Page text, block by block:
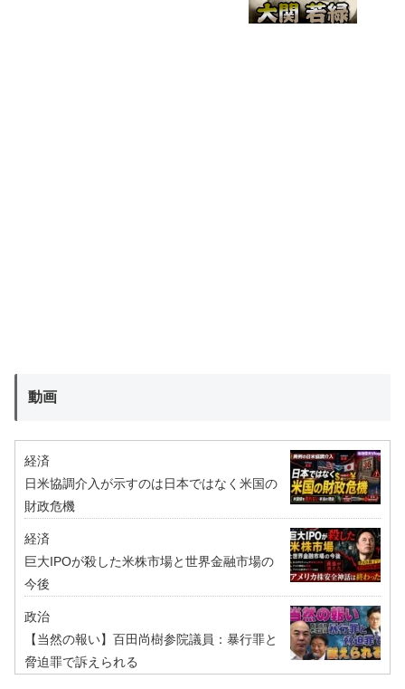
動画
経済
日米協調介入が示すのは日本ではなく米国の
財政危機
経済
巨大IPOが殺した米株市場と世界金融市場の
今後
政治
【当然の報い】百田尚樹参院議員：暴行罪と
脅迫罪で訴えられる